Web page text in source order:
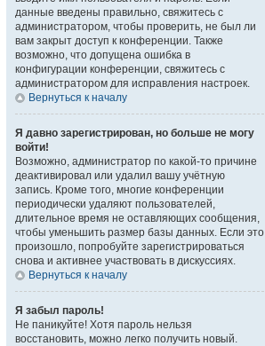
данные введены правильно, свяжитесь с
администратором, чтобы проверить, не был ли
вам закрыт доступ к конференции. Также
возможно, что допущена ошибка в
конфигурации конференции, свяжитесь с
администратором для исправления настроек.
Вернуться к началу
Я давно зарегистрирован, но больше не могу
войти!
Возможно, администратор по какой-то причине
деактивировал или удалил вашу учётную
запись. Кроме того, многие конференции
периодически удаляют пользователей,
длительное время не оставляющих сообщения,
чтобы уменьшить размер базы данных. Если это
произошло, попробуйте зарегистрироваться
снова и активнее участвовать в дискуссиях.
Вернуться к началу
Я забыл пароль!
Не паникуйте! Хотя пароль нельзя
восстановить, можно легко получить новый.